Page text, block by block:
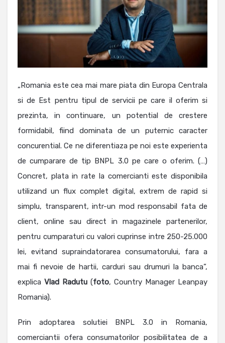
„Romania este cea mai mare piata din Europa Centrala
si de Est pentru tipul de servicii pe care il oferim si
prezinta, in continuare, un potential de crestere
formidabil, fiind dominata de un puternic caracter
concurential. Ce ne diferentiaza pe noi este experienta
de cumparare de tip BNPL 3.0 pe care o oferim. (…)
Concret, plata in rate la comercianti este disponibila
utilizand un flux complet digital, extrem de rapid si
simplu, transparent, intr-un mod responsabil fata de
client, online sau direct in magazinele partenerilor,
pentru cumparaturi cu valori cuprinse intre 250-25.000
lei, evitand supraindatorarea consumatorului, fara a
mai fi nevoie de hartii, carduri sau drumuri la banca”,
explica Vlad Radutu (foto, Country Manager Leanpay
Romania).
Prin adoptarea solutiei BNPL 3.0 in Romania,
comerciantii ofera consumatorilor posibilitatea de a